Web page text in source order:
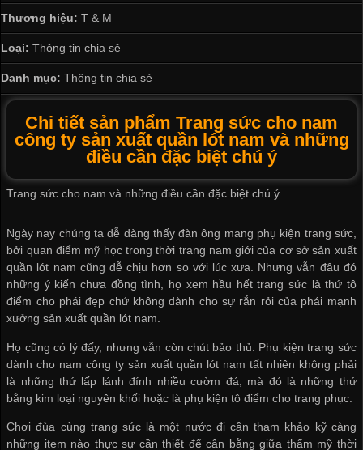
Thương hiệu: T & M
Loại: Thông tin chia sẻ
Danh mục: Thông tin chia sẻ
Chi tiết sản phẩm Trang sức cho nam
công ty sản xuất quần lót nam và những
điều cần đặc biệt chú ý
Trang sức cho nam và những điều cần đặc biệt chú ý
Ngày nay chúng ta dễ dàng thấy đàn ông mang phụ kiện trang sức,
bởi quan điểm mỹ học trong thời trang nam giới của cơ sở sản xuất
quần lót nam cũng dễ chịu hơn so với lúc xưa. Nhưng vẫn đâu đó
những ý kiến chưa đồng tình, họ xem hầu hết trang sức là thứ tô
điểm cho phái đẹp chứ không dành cho sự rắn rỏi của phái mạnh
xưởng sản xuất quần lót nam.
Họ cũng có lý đấy, nhưng vẫn còn chút bảo thủ. Phụ kiện trang sức
dành cho namcông ty sản xuất quần lót nam tất nhiên không phải
là những thứ lấp lánh đính nhiều cườm đá, mà đó là những thứ
bằng kim loại nguyên khối hoặc là phụ kiện tô điểm cho trang phục.
Chơi đùa cùng trang sức là một nước đi cần tham khảo kỹ càng
những item nào thực sự cần thiết để cân bằng giữa thẩm mỹ thời